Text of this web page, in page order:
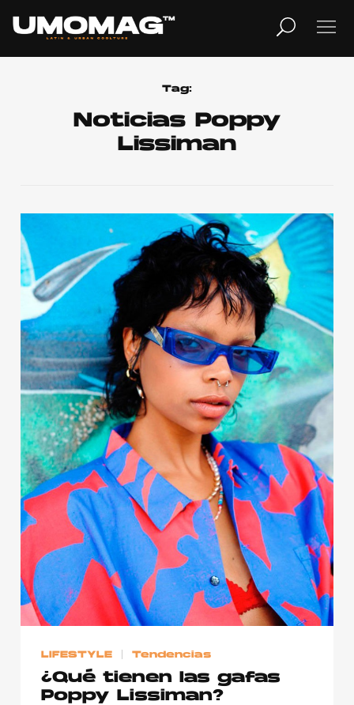
TV
Home
Cover Story
Publicidad
Contacto
Aviso Legal
© 2015-2022 UMOMAG. PROPIEDAD DE UMO agency. TODOS LOS
DERECHOS RESERVADOS.
Tag:
Noticias Poppy
Lissiman
LIFESTYLE Tendencias
¿Qué tienen las gafas
Poppy Lissiman?